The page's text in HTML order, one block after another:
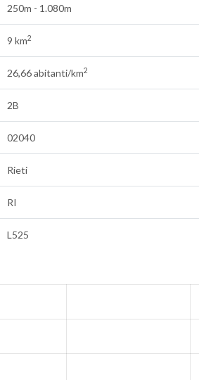
250m - 1.080m
9 km2
26,66 abitanti/km2
2B
02040
Rieti
RI
L525